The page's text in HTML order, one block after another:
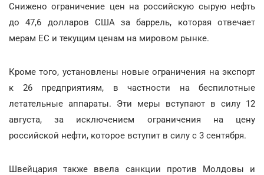
Снижено ограничение цен на российскую сырую нефть
до 47,6 долларов США за баррель, которая отвечает
мерам ЕС и текущим ценам на мировом рынке.
Кроме того, установлены новые ограничения на экспорт
к 26 предприятиям, в частности на беспилотные
летательные аппараты. Эти меры вступают в силу 12
августа, за исключением ограничения на цену
российской нефти, которое вступит в силу с 3 сентября.
Швейцария также ввела санкции против Молдовы и